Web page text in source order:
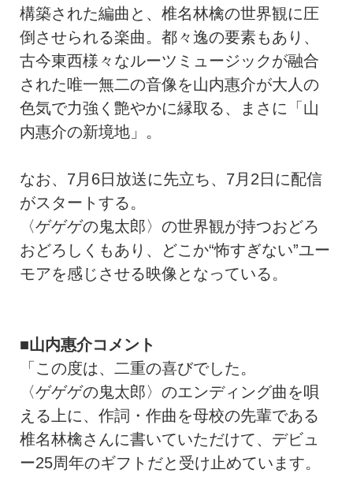
構築された編曲と、椎名林檎の世界観に圧
倒させられる楽曲。都々逸の要素もあり、
古今東西様々なルーツミュージックが融合
された唯一無二の音像を山内惠介が大人の
色気で力強く艶やかに縁取る、まさに「山
内惠介の新境地」。
なお、7月6日放送に先立ち、7月2日に配信
がスタートする。
〈ゲゲゲの鬼太郎〉の世界観が持つおどろ
おどろしくもあり、どこか“怖すぎない”ユー
モアを感じさせる映像となっている。
■山内惠介コメント
「この度は、二重の喜びでした。
〈ゲゲゲの鬼太郎〉のエンディング曲を唄
える上に、作詞・作曲を母校の先輩である
椎名林檎さんに書いていただけて、デビュ
ー25周年のギフトだと受け止めています。